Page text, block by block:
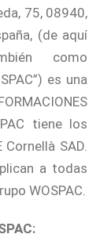
75, 08940,
(de aquí
como
es una
tiene los
SAD.
a todas
WOSPAC.